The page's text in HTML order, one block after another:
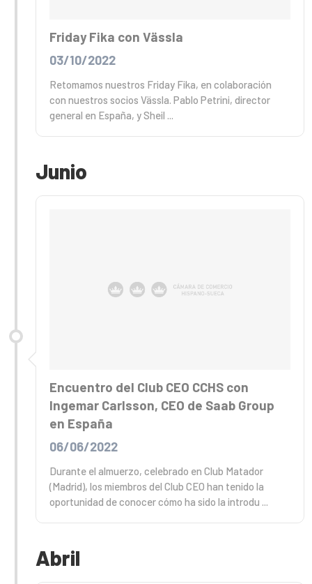
Friday Fika con Vässla
03/10/2022
Retomamos nuestros Friday Fika, en colaboración
con nuestros socios Vässla. Pablo Petrini, director
general en España, y Sheil ...
Junio
Encuentro del Club CEO CCHS con
Ingemar Carlsson, CEO de Saab Group
en España
06/06/2022
Durante el almuerzo, celebrado en Club Matador
(Madrid), los miembros del Club CEO han tenido la
oportunidad de conocer cómo ha sido la introdu ...
Abril